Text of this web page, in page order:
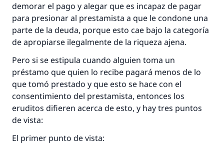
demorar el pago y alegar que es incapaz de pagar
para presionar al prestamista a que le condone una
parte de la deuda, porque esto cae bajo la categoría
de apropiarse ilegalmente de la riqueza ajena.
Pero si se estipula cuando alguien toma un
préstamo que quien lo recibe pagará menos de lo
que tomó prestado y que esto se hace con el
consentimiento del prestamista, entonces los
eruditos difieren acerca de esto, y hay tres puntos
de vista:
El primer punto de vista: